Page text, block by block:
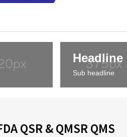
Headline
Sub headline
QSR & QMSR QMS